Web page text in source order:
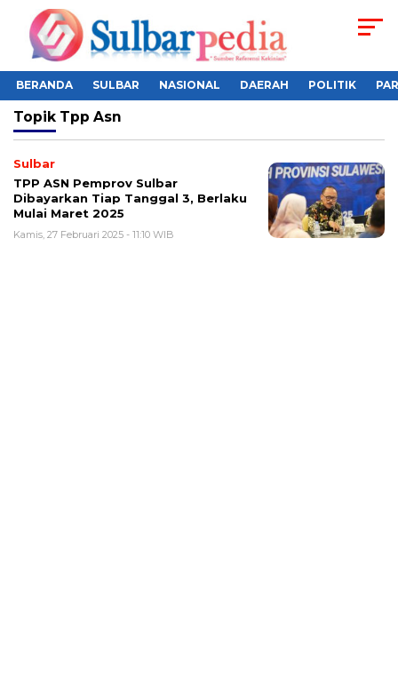
BERANDA SULBAR NASIONAL DAERAH POLITIK
Topik Tpp Asn
Sulbar
TPP ASN Pemprov Sulbar
Dibayarkan Tiap Tanggal 3, Berlaku
Mulai Maret 2025
Kamis, 27 Februari 2025 - 11:10 WIB